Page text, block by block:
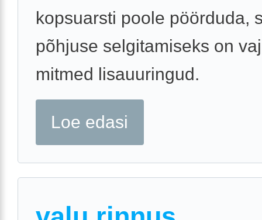
kopsuarsti poole pöörduda,
põhjuse selgitamiseks on
mitmed lisauuringud.
Loe edasi